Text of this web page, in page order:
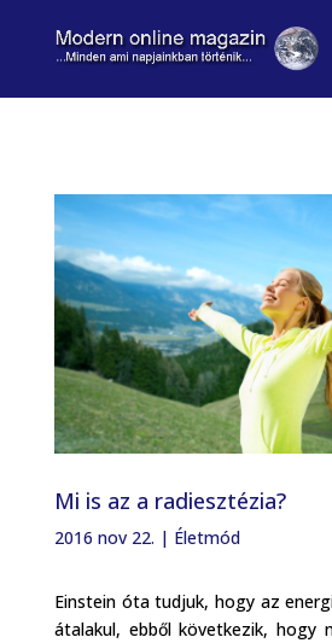
Mi is az a radiesztézia?
2016 nov 22. | Életmód
Einstein óta tudjuk, hogy az
átalakul, ebből következik, hogy